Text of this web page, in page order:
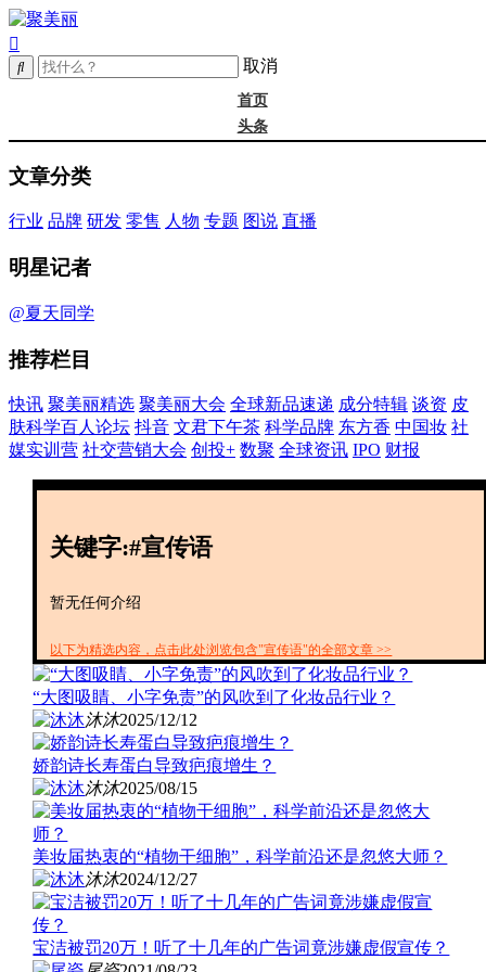
取消
首页
头条
成分
中国妆
实训营
创投+
文章分类
行业 品牌 研发 零售 人物 专题 图说 直播
明星记者
@夏天同学
推荐栏目
快讯 聚美丽精选 聚美丽大会 全球新品速递 成分特辑 谈资 皮
肤科学百人论坛 抖音 文君下午茶 科学品牌 东方香 中国妆 社
媒实训营 社交营销大会 创投+ 数聚 全球资讯 IPO 财报
关键字:#宣传语
暂无任何介绍
以下为精选内容，点击此处浏览包含"宣传语"的全部文章 >>
“大图吸睛、小字免责”的风吹到了化妆品行业？
沐沐2025/12/12
娇韵诗长寿蛋白导致疤痕增生？
沐沐2025/08/15
美妆届热衷的“植物干细胞”，科学前沿还是忽悠大师？
沐沐2024/12/27
宝洁被罚20万！听了十几年的广告词竟涉嫌虚假宣传？